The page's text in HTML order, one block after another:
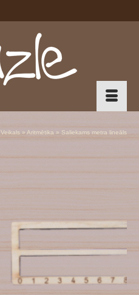
Veikals » Aritmētika » Saliekams metra lineāls